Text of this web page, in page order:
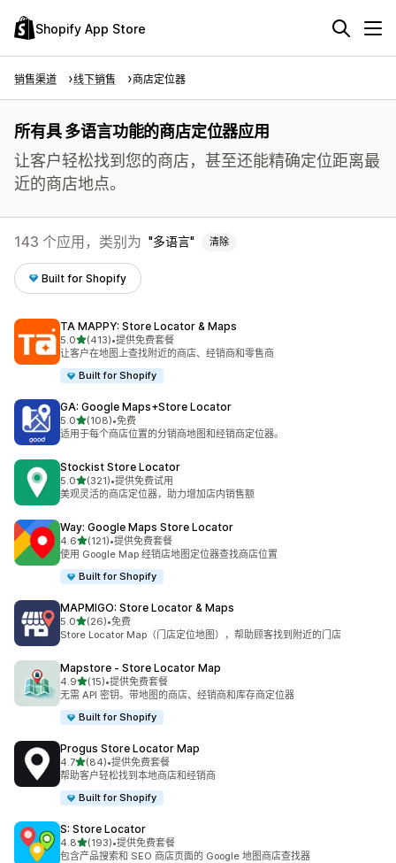
Shopify App Store
销售渠道 线下销售 商店定位器
所有具 多语言功能的商店定位器应用
让客户轻松找到您的商店，甚至还能精确定位距离最
近的商店地点。
143 个应用，类别为 多语言 清除
Built for Shopify
TA MAPPY: Store Locator & Maps
5.0星（满分 5 星）
(413)
总共 413 条评论
•提供免费套餐
让客户在地图上查找附近的商店、经销商和零售商
Built for Shopify
GA: Google Maps+Store Locator
5.0星（满分 5 星）
(108)
总共 108 条评论
•免费
适用于每个商店位置的分销商地图和经销商定位器。
Stockist Store Locator
5.0星（满分 5 星）
(321)
总共 321 条评论
•提供免费试用
美观灵活的商店定位器，助力增加店内销售额
Way: Google Maps Store Locator
4.6星（满分 5 星）
(121)
总共 121 条评论
•提供免费套餐
使用 Google Map 经销店地图定位器查找商店位置
Built for Shopify
MAPMIGO: Store Locator & Maps
5.0星（满分 5 星）
(26)
总共 26 条评论
•免费
Store Locator Map（门店定位地图），帮助顾客找到附近的门店
Mapstore ‑ Store Locator Map
4.9星（满分 5 星）
(15)
总共 15 条评论
•提供免费套餐
无需 API 密钥。带地图的商店、经销商和库存商定位器
Built for Shopify
Progus Store Locator Map
4.7星（满分 5 星）
(84)
总共 84 条评论
•提供免费套餐
帮助客户轻松找到本地商店和经销商
Built for Shopify
S: Store Locator
4.8星（满分 5 星）
(193)
总共 193 条评论
•提供免费套餐
包含产品搜索和 SEO 商店页面的 Google 地图商店查找器